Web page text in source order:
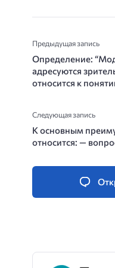
Предыдущая запись
Определение:
адресуются
относится к
Следующая запись
К основным
относится: —